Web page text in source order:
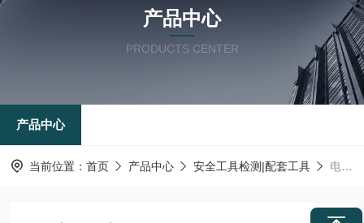
产品中心
PRODUCTS CENTER
产品中心
当前位置： 首页 产品中心 安全工具检测|配套工具 电力安全工具柜